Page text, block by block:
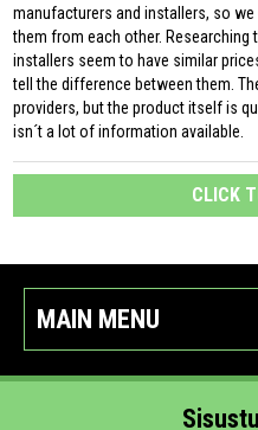
manufacturers and installers, so
them from each other. Researching
installers seem to have similar
tell the difference between them.
providers, but the product itself is
isn´t a lot of information available.
CLICK
MAIN MENU